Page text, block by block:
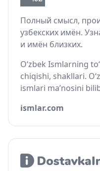
Полный смысл,
узбекских имён.
и имён близких.
O‘zbek Ismlarning
chiqishi, shakllari.
ismlari ma’nosini
ismlar.com